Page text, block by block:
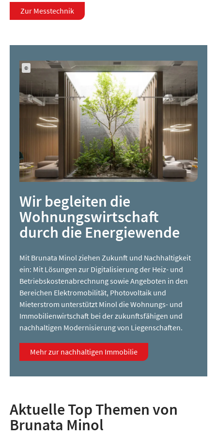
Zur Messtechnik
©
Wir begleiten die
Wohnungswirtschaft
durch die Energiewende
Mit Brunata Minol ziehen Zukunft und Nachhaltigkeit
ein: Mit Lösungen zur Digitalisierung der Heiz- und
Betriebskostenabrechnung sowie Angeboten in den
Bereichen Elektromobilität, Photovoltaik und
Mieterstrom unterstützt Minol die Wohnungs- und
Immobilienwirtschaft bei der zukunftsfähigen und
nachhaltigen Modernisierung von Liegenschaften.
Mehr zur nachhaltigen Immobilie
Aktuelle Top Themen von
Brunata Minol